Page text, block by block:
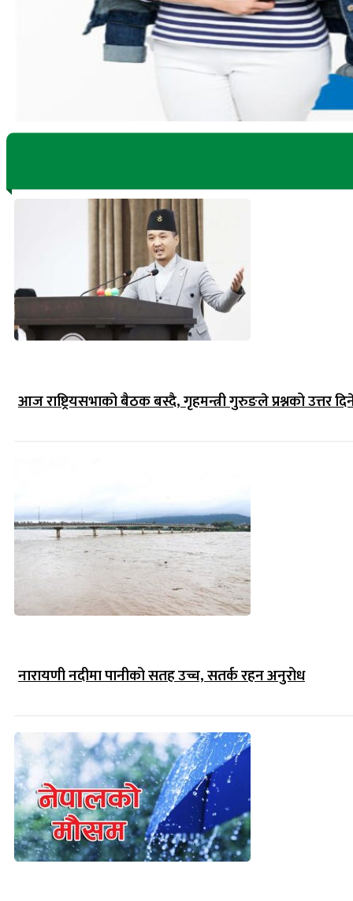
आज राष्ट्रियसभाको बैठक बस्दै, गृहमन्त्री गुरुङले प्रश्नको उत्तर
नारायणी नदीमा पानीको सतह उच्च, सतर्क रहन अनुरोध